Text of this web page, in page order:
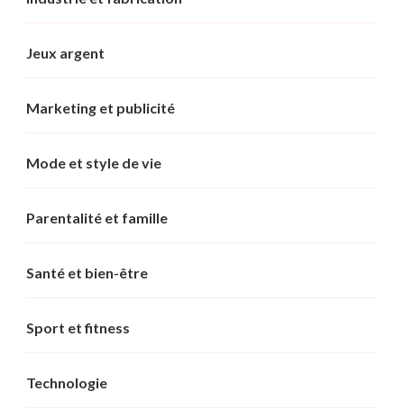
Jeux argent
Marketing et publicité
Mode et style de vie
Parentalité et famille
Santé et bien-être
Sport et fitness
Technologie